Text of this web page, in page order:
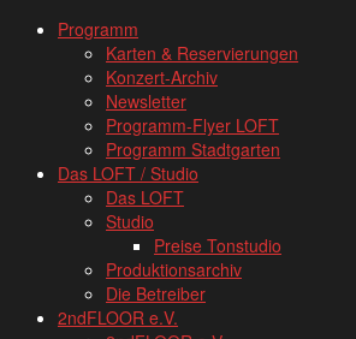
www.loftkoeln.de
navigation
Skip
Programm
Karten & Reservierungen
Konzert-Archiv
Newsletter
Programm-Flyer LOFT
Programm Stadtgarten
Das LOFT / Studio
Das LOFT
Studio
Preise Tonstudio
Produktionsarchiv
Die Betreiber
2ndFLOOR e.V.